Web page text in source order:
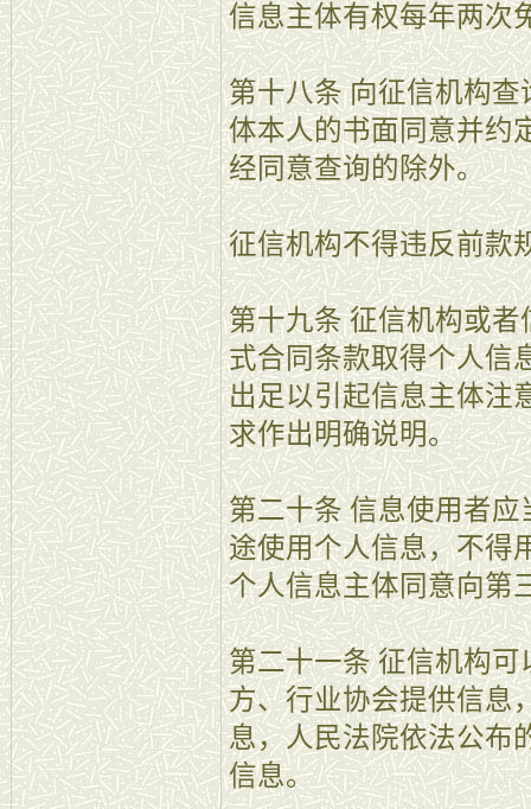
信息主体有权每年两次
第十八条 向征信机构
体本人的书面同意并约
经同意查询的除外。
征信机构不得违反前款
第十九条 征信机构或
式合同条款取得个人信
出足以引起信息主体注
求作出明确说明。
第二十条 信息使用者
途使用个人信息，不得
个人信息主体同意向第
第二十一条 征信机构
方、行业协会提供信息
息，人民法院依法公布
信息。